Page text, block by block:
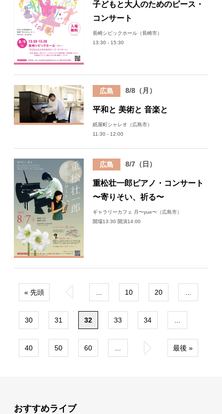
子どもと大人のためのピース・
コンサート
長崎シビックホール（長崎市）
13:30 - 15:30
広島 8/8（月）
平和と 美術と 音楽と
紙屋町シャレオ（広島市）
11:30 - 12:00
広島 8/7（日）
重松壮一郎ピアノ・コンサート
〜寄りそい、祈る〜
ギャラリーカフェ 月〜yue〜（広島市）
開場13:30 開演14:00
« 先頭 « 10 20
30 31 32 33 34
40 50 60 » 最後 »
おすすめライブ